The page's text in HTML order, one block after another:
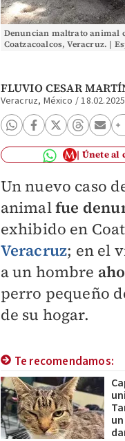
Denuncian maltrato animal
Coatzacoalcos, Veracruz. |
FLUVIO CESAR
Veracruz, México /
Únete al
Un nuevo caso
animalfue
exhibido en
Veracruz; en el
a un hombre
perro pequeño
de su hogar.
Te recomendamos: